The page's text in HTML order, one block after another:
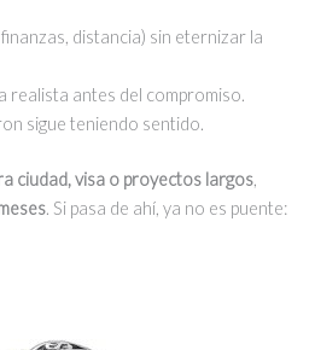
distancia) sin eternizar la
realista antes del compromiso.
sigue teniendo sentido.
ciudad, visa o proyectos largos,
. Si pasa de ahí, ya no es puente: